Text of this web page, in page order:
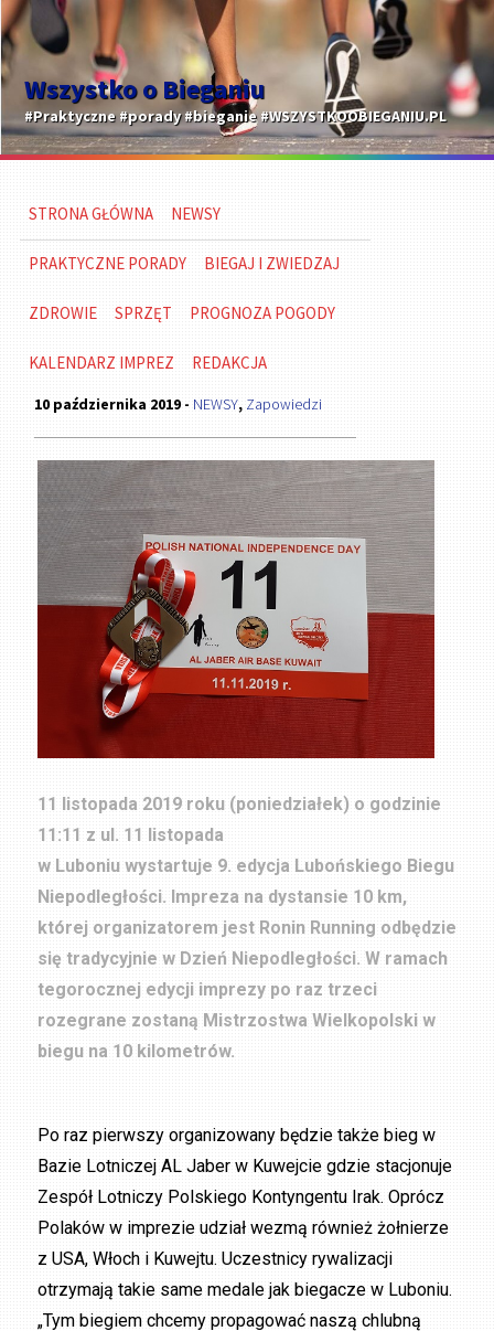
Wszystko o Bieganiu
#Praktyczne #porady #bieganie #WSZYSTKOOBIEGANIU.PL
STRONA GŁÓWNA NEWSY
PRAKTYCZNE PORADY BIEGAJ I ZWIEDZAJ
ZDROWIE SPRZĘT PROGNOZA POGODY
KALENDARZ IMPREZ REDAKCJA
10 października 2019 - NEWSY, Zapowiedzi
11 listopada 2019 roku (poniedziałek) o godzinie
11:11 z ul. 11 listopada
w Luboniu wystartuje 9. edycja Lubońskiego Biegu
Niepodległości. Impreza na dystansie 10 km,
której organizatorem jest Ronin Running odbędzie
się tradycyjnie w Dzień Niepodległości. W ramach
tegorocznej edycji imprezy po raz trzeci
rozegrane zostaną Mistrzostwa Wielkopolski w
biegu na 10 kilometrów.
Po raz pierwszy organizowany będzie także bieg w
Bazie Lotniczej AL Jaber w Kuwejcie gdzie stacjonuje
Zespół Lotniczy Polskiego Kontyngentu Irak. Oprócz
Polaków w imprezie udział wezmą również żołnierze
z USA, Włoch i Kuwejtu. Uczestnicy rywalizacji
otrzymają takie same medale jak biegacze w Luboniu.
„Tym biegiem chcemy propagować naszą chlubną